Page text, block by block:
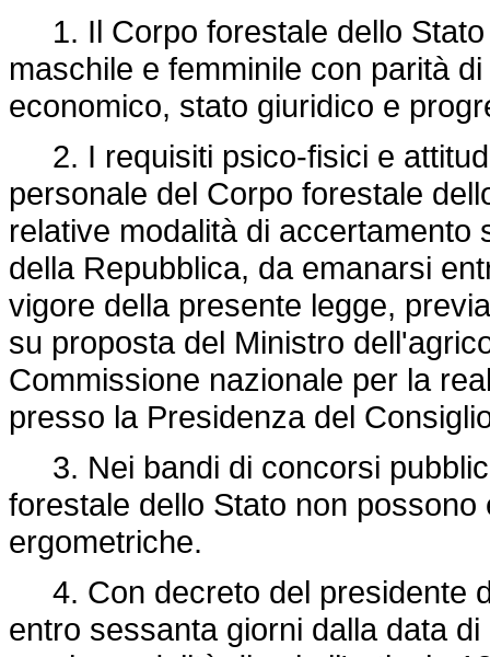
1. Il Corpo forestale dello Stato
maschile e femminile con parità
economico, stato giuridico e
2. I requisiti psico-fisici e
personale del Corpo forestale
relative modalità di
della Repubblica, da emanarsi
vigore della presente legge,
su proposta del Ministro
Commissione nazionale per la
presso la Presidenza del
3. Nei bandi di concorsi
forestale dello Stato non
ergometriche.
4. Con decreto del presidente
entro sessanta giorni dalla data